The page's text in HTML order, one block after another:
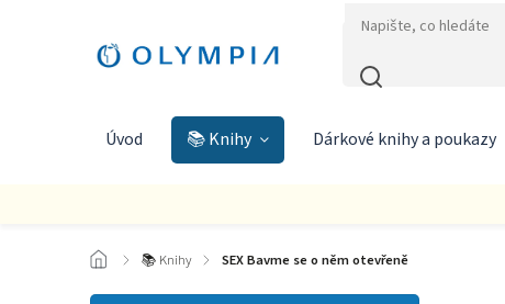
Úvod 📚 Knihy Dárkové knihy a poukazy
/ 📚 Knihy / SEX Bavme se o něm otevřeně